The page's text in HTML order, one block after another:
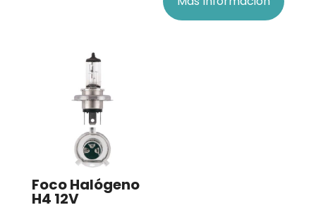
Foco Halógeno
H4 12V